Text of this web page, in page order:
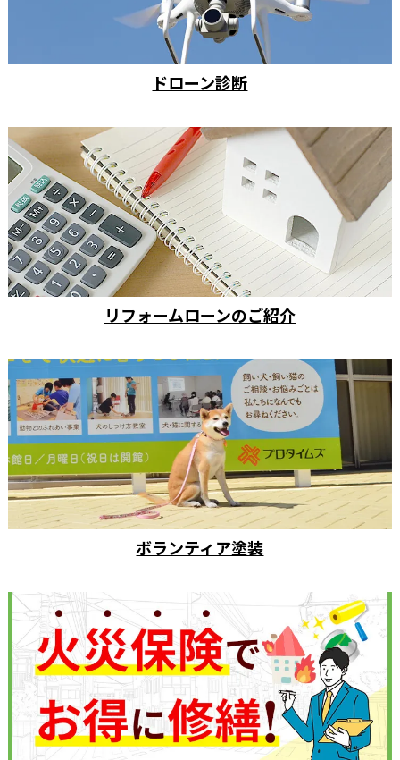
ドローン診断
リフォームローンのご紹介
ボランティア塗装